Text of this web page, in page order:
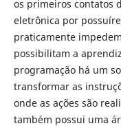
os primeiros contatos
eletrônica por
praticamente
possibilitam a
programação há um
transformar as
onde as ações são
também possui uma